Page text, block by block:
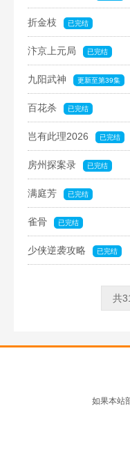
折金枝 已完结
汴京上元局 已完结
九阳武神 更新至第39集
百花杀 已完结
岂有此理2026 已完结
房州探案录 已完结
满庭芳 已完结
雀骨 已完结
少侠逆袭攻略 已完结
共
如果本站